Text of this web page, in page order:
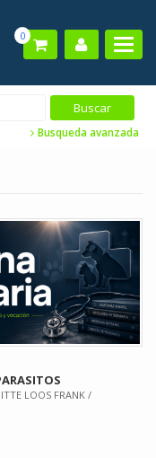
0
Busqueda avanzada
LOOS FRANK /